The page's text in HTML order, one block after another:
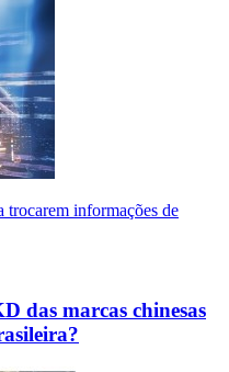
trocarem informações de
das marcas chinesas